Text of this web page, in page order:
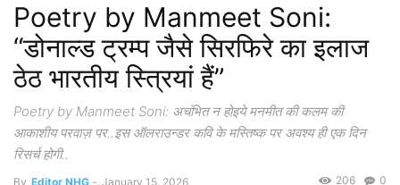
Poetry by Manmeet Soni:
“डोनाल्ड ट्रम्प जैसे सिरफिरे का इलाज
ठेठ भारतीय स्त्रियां हैं”
Poetry by Manmeet Soni: अचंभित न होइये मनमीत की कलम की
आकाशीय परवाज़ पर..इस ऑलराउन्डर कवि के मस्तिष्क पर अवश्य ही एक दिन
रिसर्च होगी..
By Editor NHG - January 15, 2026 0
206